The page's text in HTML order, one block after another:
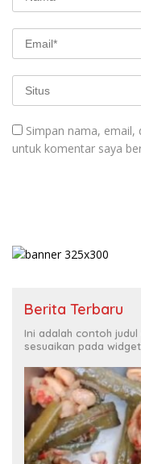
Simpan nama, email,
untuk komentar saya
Berita Terbaru
Ini adalah contoh
sesuaikan pada widget